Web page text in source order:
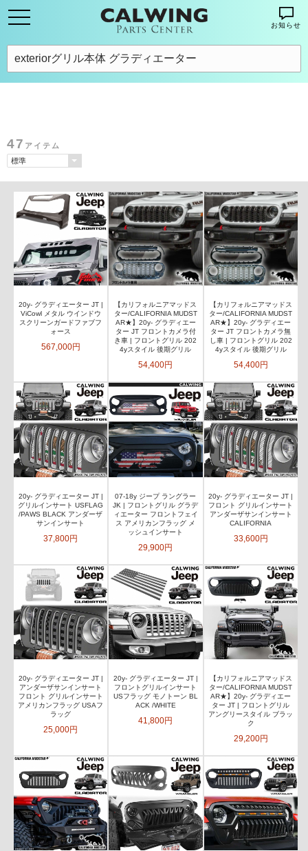
お知らせ
47 アイテム
20y- グラディエーター JT |
ViCowl メタル ウインドウ
スクリーンガードファブフ
ォース
567,000円
【カリフォルニアマッドス
ター/CALIFORNIA MUDST
AR★】20y- グラディエー
ター JT フロントカメラ付
き車 | フロントグリル 202
4yスタイル 後期グリル
54,400円
【カリフォルニアマッドス
ター/CALIFORNIA MUDST
AR★】20y- グラディエー
ター JT フロントカメラ無
し車 | フロントグリル 202
4yスタイル 後期グリル
54,400円
20y- グラディエーター JT |
グリルインサート USFLAG
/PAWS BLACK アンダーザ
サンインサート
37,800円
07-18y ジープ ラングラー
JK | フロントグリル グラデ
ィエーター フロントフェイ
ス アメリカンフラッグ メ
ッシュインサート
29,900円
20y- グラディエーター JT |
フロント グリルインサート
アンダーザサンインサート
CALIFORNIA
33,600円
20y- グラディエーター JT |
アンダーザサンインサート
フロント グリルインサート
アメリカンフラッグ USAフ
ラッグ
25,000円
20y- グラディエーター JT |
フロントグリルインサート
USフラッグ モノトーン BL
ACK /WHITE
41,800円
【カリフォルニアマッドス
ター/CALIFORNIA MUDST
AR★】20y- グラディエー
ター JT | フロントグリル
アングリースタイル ブラッ
ク
29,200円